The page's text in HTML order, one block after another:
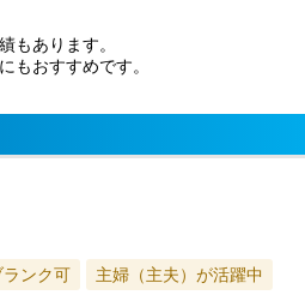
もあります。
もおすすめです。
ランク可 主婦（主夫）が活躍中